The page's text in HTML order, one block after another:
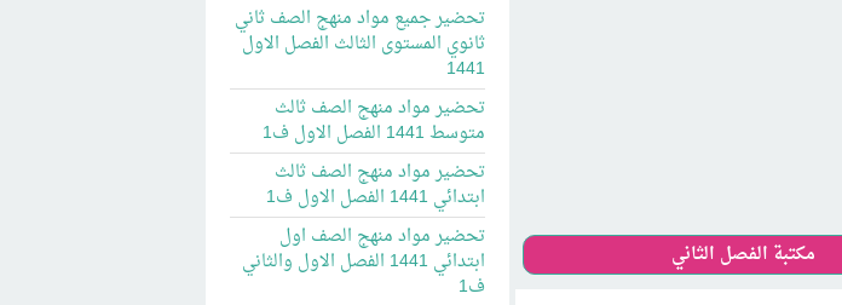
مكتبة الفصل الثاني
تحضير جميع مواد منهج الصف ثاني
ثانوي المستوى الثالث الفصل الاول
1441
تحضير مواد منهج الصف ثالث
متوسط 1441 الفصل الاول ف1
تحضير مواد منهج الصف ثالث
ابتدائي 1441 الفصل الاول ف1
تحضير مواد منهج الصف اول
ابتدائي 1441 الفصل الاول والثاني
ف1